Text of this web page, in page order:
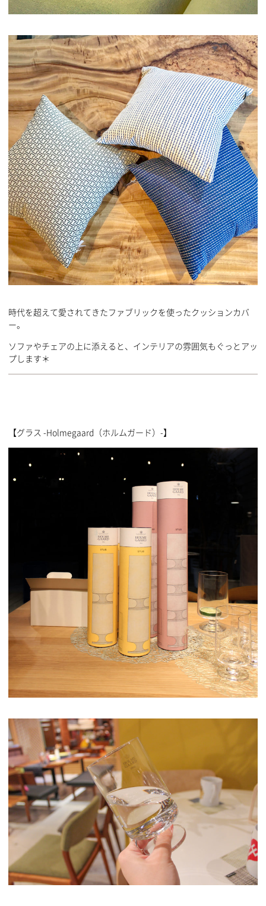
時代を超えて愛されてきたファブリックを使ったクッションカバ
ー。
ソファやチェアの上に添えると、インテリアの雰囲気もぐっとアッ
プします＊
【グラス -Holmegaard（ホルムガード）-】